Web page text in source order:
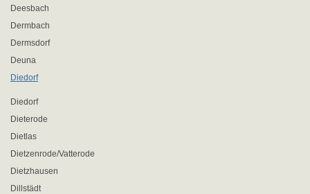
Deesbach
Dermbach
Dermsdorf
Deuna
Diedorf
Diedorf
Dieterode
Dietlas
Dietzenrode/Vatterode
Dietzhausen
Dillstädt